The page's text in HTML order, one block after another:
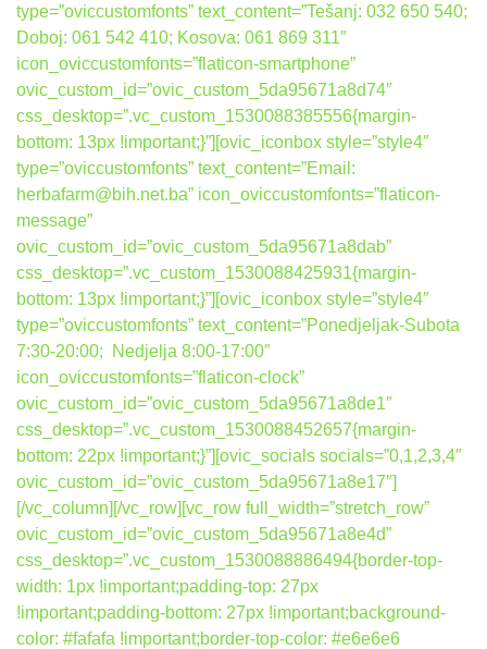
type=”oviccustomfonts” text_content=”Tešanj: 032 650 540;
Doboj: 061 542 410; Kosova: 061 869 311″
icon_oviccustomfonts=”flaticon-smartphone”
ovic_custom_id=”ovic_custom_5da95671a8d74″
css_desktop=”.vc_custom_1530088385556{margin-
bottom: 13px !important;}”][ovic_iconbox style=”style4″
type=”oviccustomfonts” text_content=”Email:
herbafarm@bih.net.ba” icon_oviccustomfonts=”flaticon-
message”
ovic_custom_id=”ovic_custom_5da95671a8dab”
css_desktop=”.vc_custom_1530088425931{margin-
bottom: 13px !important;}”][ovic_iconbox style=”style4″
type=”oviccustomfonts” text_content=”Ponedjeljak-Subota
7:30-20:00; Nedjelja 8:00-17:00″
icon_oviccustomfonts=”flaticon-clock”
ovic_custom_id=”ovic_custom_5da95671a8de1″
css_desktop=”.vc_custom_1530088452657{margin-
bottom: 22px !important;}”][ovic_socials socials=”0,1,2,3,4″
ovic_custom_id=”ovic_custom_5da95671a8e17″]
[/vc_column][/vc_row][vc_row full_width=”stretch_row”
ovic_custom_id=”ovic_custom_5da95671a8e4d”
css_desktop=”.vc_custom_1530088886494{border-top-
width: 1px !important;padding-top: 27px
!important;padding-bottom: 27px !important;background-
color: #fafafa !important;border-top-color: #e6e6e6